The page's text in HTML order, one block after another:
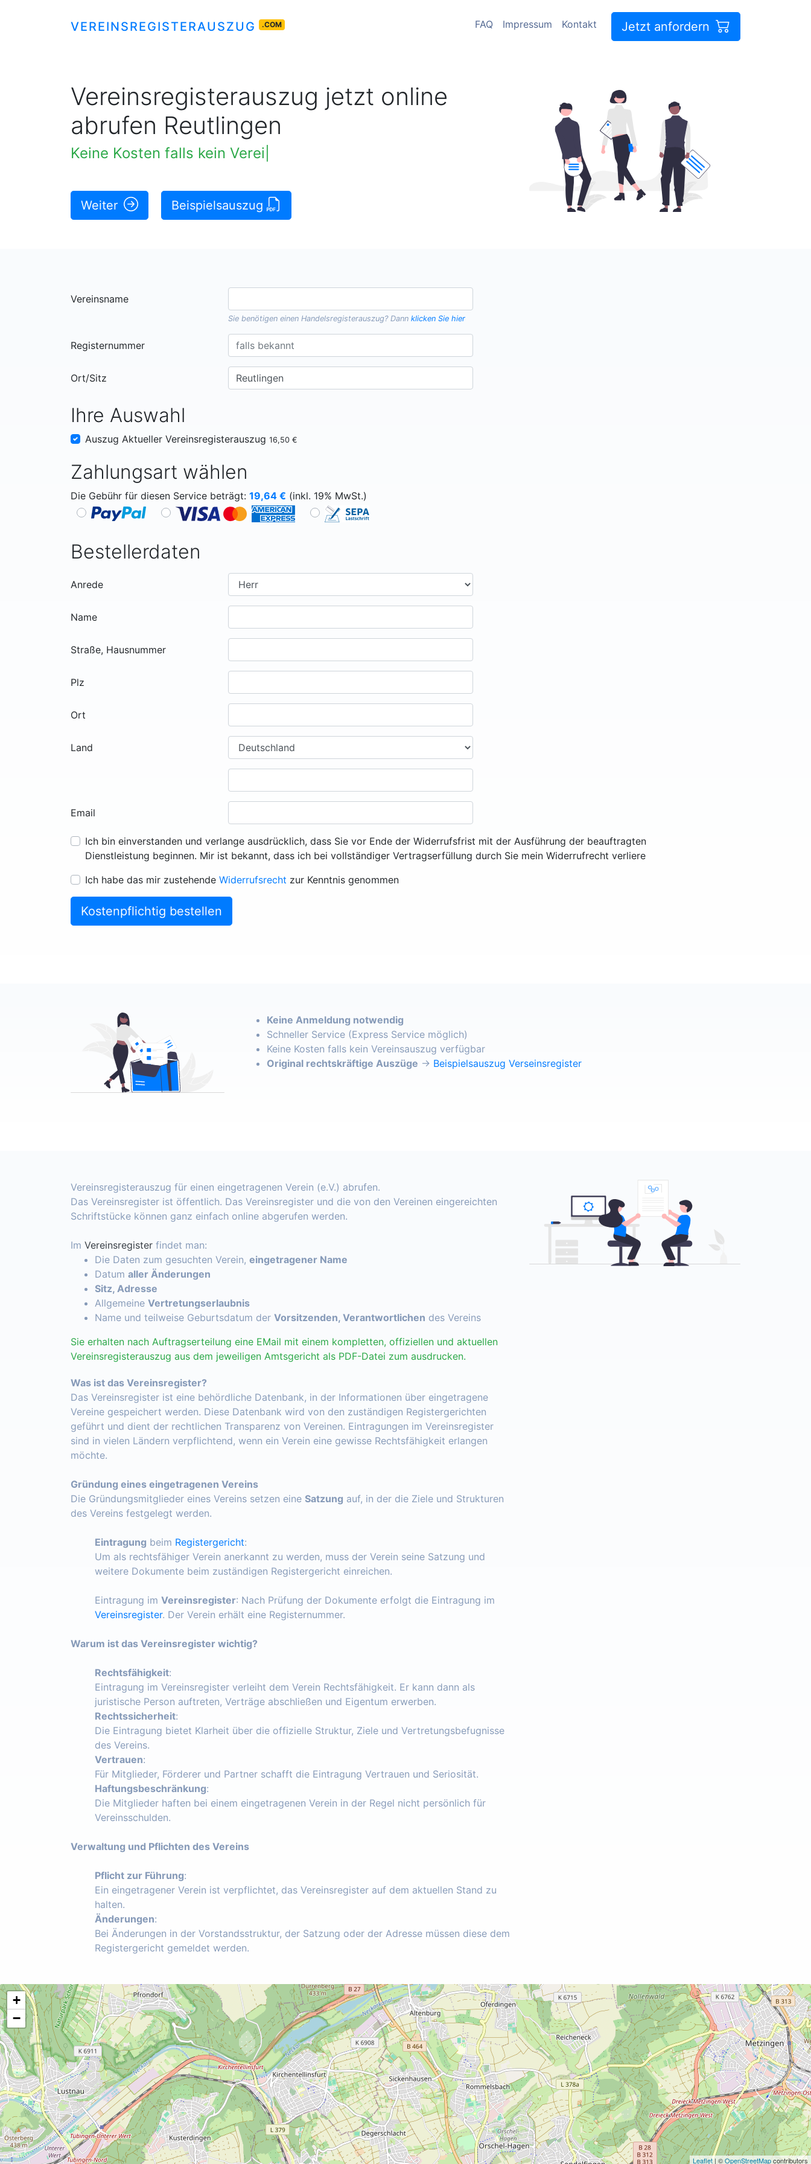
VEREINSREGISTERAUSZUG .COM FAQ Impressum Kontakt Jetzt anfordern
Vereinsregisterauszug jetzt online
abrufen Reutlingen
Keine Kosten falls kein Vereinsauszug verfügbar
Weiter Beispielsauszug
Vereinsname
Sie benötigen einenHandelsregisterauszug? Dannklicken Sie hier
Registernummer
Ort/Sitz
Ihre Auswahl
Auszug Aktueller Vereinsregisterauszug 16,50 €
Zahlungsart wählen
Die Gebühr für diesen Service beträgt: 19,64 € (inkl. 19% MwSt.)
Bestellerdaten
Anrede
Name
Straße, Hausnummer
Plz
Ort
Land
Email
Ich bin einverstanden und verlange ausdrücklich, dass Sie vor Ende der Widerrufsfrist mit der Ausführung der beauftragten
Dienstleistung beginnen. Mir ist bekannt, dass ich bei vollständiger Vertragserfüllung durch Sie mein Widerrufrecht verliere
Ich habe das mir zustehende Widerrufsrecht zur Kenntnis genommen
Kostenpflichtig bestellen
Keine Anmeldung notwendig
Schneller Service (Express Service möglich)
Keine Kosten falls kein Vereinsauszug verfügbar
Original rechtskräftige Auszüge → Beispielsauszug Verseinsregister
Vereinsregisterauszug für einen eingetragenen Verein (e.V.) abrufen.
Das Vereinsregister ist öffentlich. Das Vereinsregister und die von den Vereinen eingereichten
Schriftstücke können ganz einfach online abgerufen werden.
Im Vereinsregister findet man:
Die Daten zum gesuchten Verein, eingetragener Name
Datum aller Änderungen
Sitz, Adresse
Allgemeine Vertretungserlaubnis
Name und teilweise Geburtsdatum der Vorsitzenden, Verantwortlichen des Vereins
Sie erhalten nach Auftragserteilung eine EMail mit einem kompletten, offiziellen und aktuellen
Vereinsregisterauszug aus dem jeweiligen Amtsgericht als PDF-Datei zum ausdrucken.
Was ist das Vereinsregister?
Das Vereinsregister ist eine behördliche Datenbank, in der Informationen über eingetragene
Vereine gespeichert werden. Diese Datenbank wird von den zuständigen Registergerichten
geführt und dient der rechtlichen Transparenz von Vereinen. Eintragungen im Vereinsregister
sind in vielen Ländern verpflichtend, wenn ein Verein eine gewisse Rechtsfähigkeit erlangen
möchte.
Gründung eines eingetragenen Vereins
Die Gründungsmitglieder eines Vereins setzen eine Satzung auf, in der die Ziele und Strukturen
des Vereins festgelegt werden.
Eintragung beim Registergericht:
Um als rechtsfähiger Verein anerkannt zu werden, muss der Verein seine Satzung und
weitere Dokumente beim zuständigen Registergericht einreichen.
Eintragung im Vereinsregister: Nach Prüfung der Dokumente erfolgt die Eintragung im
Vereinsregister. Der Verein erhält eine Registernummer.
Warum ist das Vereinsregister wichtig?
Rechtsfähigkeit:
Eintragung im Vereinsregister verleiht dem Verein Rechtsfähigkeit. Er kann dann als
juristische Person auftreten, Verträge abschließen und Eigentum erwerben.
Rechtssicherheit:
Die Eintragung bietet Klarheit über die offizielle Struktur, Ziele und Vertretungsbefugnisse
des Vereins.
Vertrauen:
Für Mitglieder, Förderer und Partner schafft die Eintragung Vertrauen und Seriosität.
Haftungsbeschränkung:
Die Mitglieder haften bei einem eingetragenen Verein in der Regel nicht persönlich für
Vereinsschulden.
Verwaltung und Pflichten des Vereins
Pflicht zur Führung:
Ein eingetragener Verein ist verpflichtet, das Vereinsregister auf dem aktuellen Stand zu
halten.
Änderungen:
Bei Änderungen in der Vorstandsstruktur, der Satzung oder der Adresse müssen diese dem
Registergericht gemeldet werden.
+
−
Leaflet| ©OpenStreetMapcontributors